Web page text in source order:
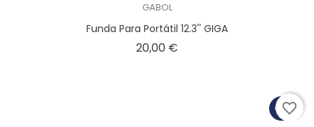
GABOL
Funda Para Portátil 12.3'' GIGA
20,00 €
favorite_border